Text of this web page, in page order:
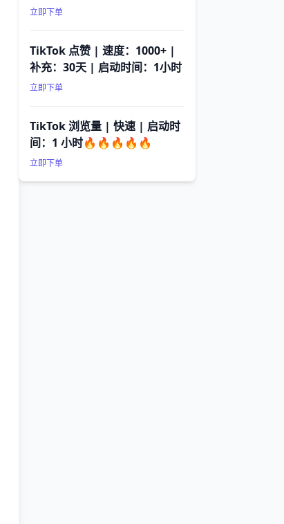
立即下单
TikTok 点赞 | 速度：1000+ |
补充：30天 | 启动时间：1小时
立即下单
TikTok 浏览量 | 快速 | 启动时
间：1 小时🔥🔥🔥🔥🔥
立即下单